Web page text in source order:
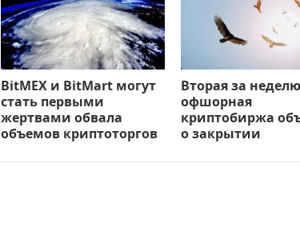
BitMEX и BitMart могут
стать первыми
жертвами обвала
объемов криптоторгов
Вторая за неделю
офшорная
криптобиржа
о закрытии